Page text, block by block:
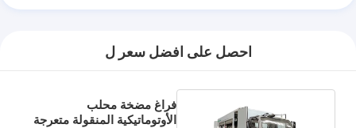
احصل على افضل سعر ل
فراغ مضخة محلب
الأوتوماتيكية المنقولة متعرجة